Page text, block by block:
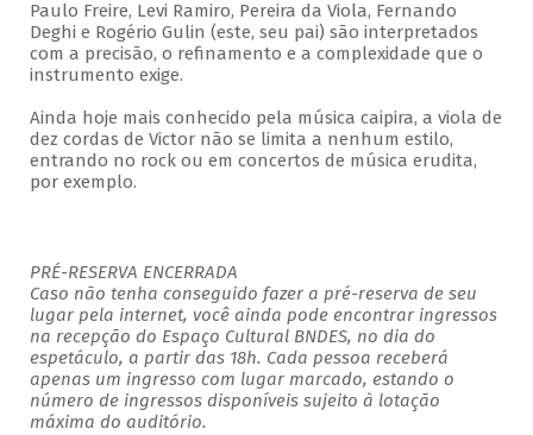
Paulo Freire, Levi Ramiro, Pereira da Viola, Fernando
Deghi e Rogério Gulin (este, seu pai) são interpretados
com a precisão, o refinamento e a complexidade que o
instrumento exige.
Ainda hoje mais conhecido pela música caipira, a viola de
dez cordas de Victor não se limita a nenhum estilo,
entrando no rock ou em concertos de música erudita,
por exemplo.
PRÉ-RESERVA ENCERRADA
Caso não tenha conseguido fazer a pré-reserva de seu
lugar pela internet, você ainda pode encontrar ingressos
na recepção do Espaço Cultural BNDES, no dia do
espetáculo, a partir das 18h. Cada pessoa receberá
apenas um ingresso com lugar marcado, estando o
número de ingressos disponíveis sujeito à lotação
máxima do auditório.